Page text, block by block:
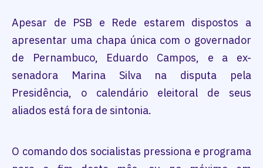
Apesar de PSB e Rede estarem dispostos a
apresentar uma chapa única com o governador
de Pernambuco, Eduardo Campos, e a ex-
senadora Marina Silva na disputa pela
Presidência, o calendário eleitoral de seus
aliados está fora de sintonia.
O comando dos socialistas pressiona e programa